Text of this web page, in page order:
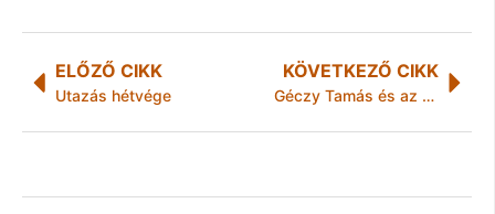
ELŐZŐ CIKK
Utazás hétvége
KÖVETKEZŐ CIKK
Géczy Tamás és az Autós Salakshow!